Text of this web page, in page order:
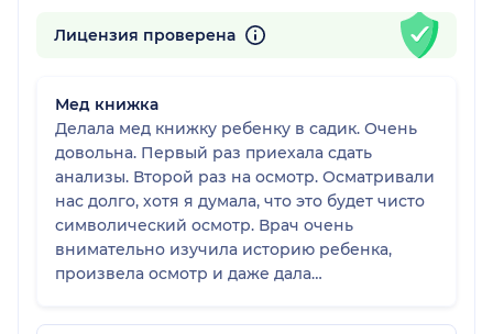
Лицензия проверена
Мед книжка
Делала мед книжку ребенку в садик. Очень
довольна. Первый раз приехала сдать
анализы. Второй раз на осмотр. Осматривали
нас долго, хотя я думала, что это будет чисто
символический осмотр. Врач очень
внимательно изучила историю ребенка,
произвела осмотр и даже дала
книжку (было бы здорово, если бы ее тоже